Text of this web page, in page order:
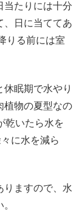
当たりには十分
、日に当ててあ
りる前には室
眠期で水やり
植物の夏型なの
乾いたら水を
に水を減ら
りますので、水